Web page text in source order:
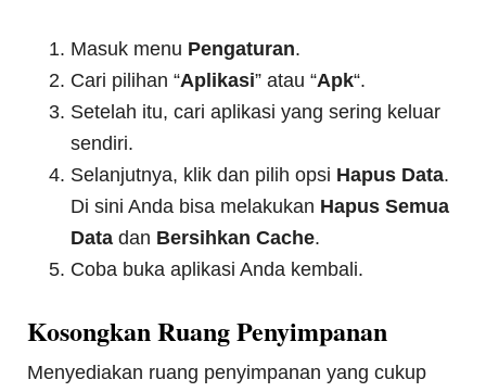
Masuk menu Pengaturan.
Cari pilihan “Aplikasi” atau “Apk“.
Setelah itu, cari aplikasi yang sering keluar
sendiri.
Selanjutnya, klik dan pilih opsi Hapus Data.
Di sini Anda bisa melakukan Hapus Semua
Data dan Bersihkan Cache.
Coba buka aplikasi Anda kembali.
Kosongkan Ruang Penyimpanan
Menyediakan ruang penyimpanan yang cukup